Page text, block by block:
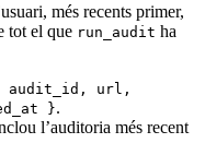
més recents primer,
tot el que run_audit ha
audit_id, url,
}.
l’auditoria més recent